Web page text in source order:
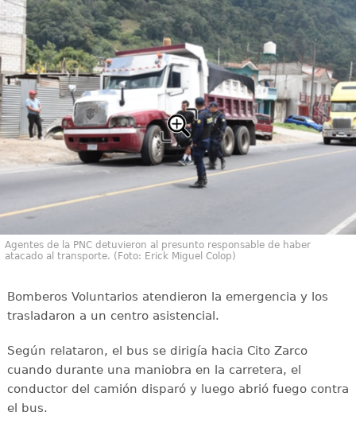
Agentes de la PNC detuvieron al presunto responsable de haber
atacado al transporte. (Foto: Erick Miguel Colop)
Bomberos Voluntarios atendieron la emergencia y los
trasladaron a un centro asistencial.
Según relataron, el bus se dirigía hacia Cito Zarco
cuando durante una maniobra en la carretera, el
conductor del camión disparó y luego abrió fuego contra
el bus.